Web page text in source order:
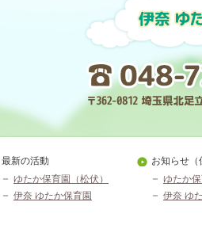
最新の活動
ゆたか保育園（松伏）
伊奈 ゆたか保育園
お知らせ（
ゆたか
伊奈 ゆ